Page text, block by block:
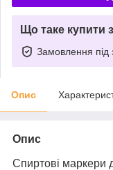
Що таке купити
Замовлення під
Опис
Опис
Спиртові маркери